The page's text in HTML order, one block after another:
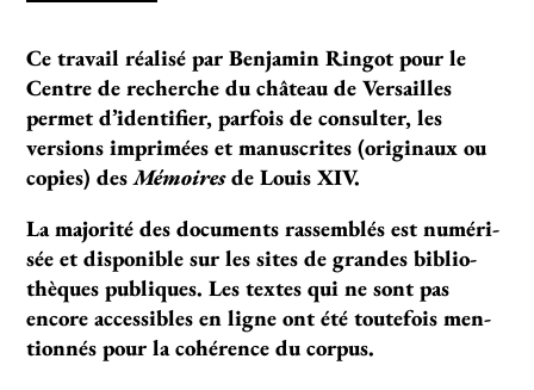
Ce travail réalisé par Benjamin Ringot pour le
Centre de recherche du château de Versailles
permet d’identifier, parfois de consulter, les
versions imprimées et manuscrites (originaux ou
copies) desMémoiresde Louis XIV.
La majo­rité des docu­ments ras­sem­blés est numé­ri­
sée et dis­po­ni­ble sur les sites de gran­des biblio­
thè­ques publi­ques. Les tex­tes qui ne sont pas
encore acces­si­bles en ligne ont été tou­te­fois men­
tion­nés pour la cohé­rence du cor­pus.